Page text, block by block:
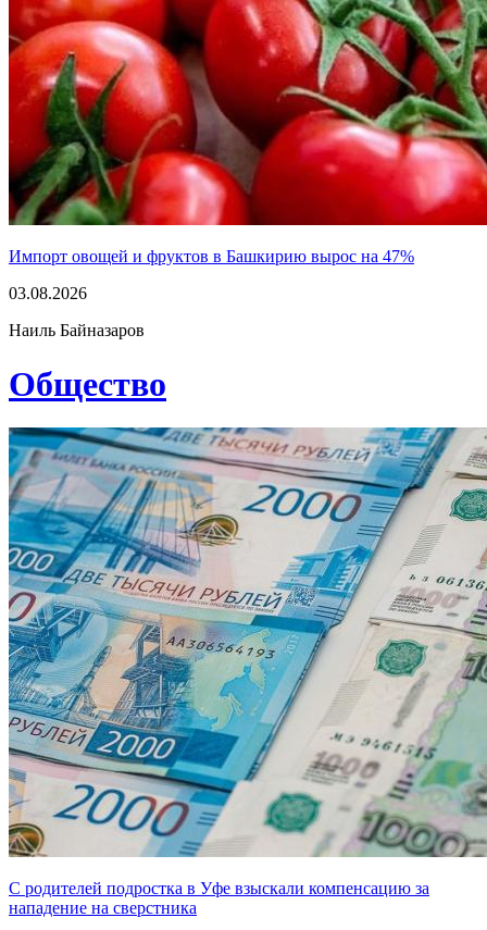
Импорт овощей и фруктов в Башкирию вырос на 47%
03.08.2026
Наиль Байназаров
Общество
С родителей подростка в Уфе взыскали компенсацию за
нападение на сверстника